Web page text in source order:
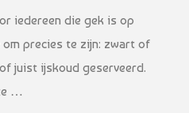
iedereen die gek is op
precies te zijn: zwart of
juist ijskoud geserveerd.
…